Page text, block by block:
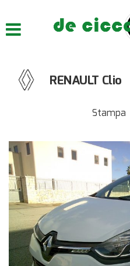
LISTA VEICOLI
ASSISTENZA
CONTATTI
RENAULT Clio
Stampa